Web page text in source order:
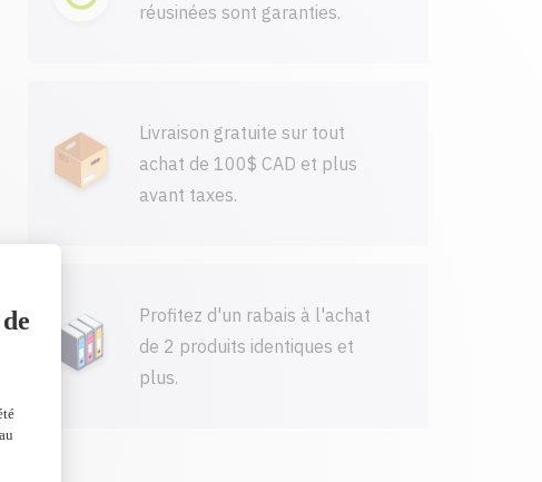
réusinées sont garanties.
Livraison gratuite sur tout
achat de 100$ CAD et plus
avant taxes.
Profitez d'un rabais à l'achat
de 2 produits identiques et
plus.